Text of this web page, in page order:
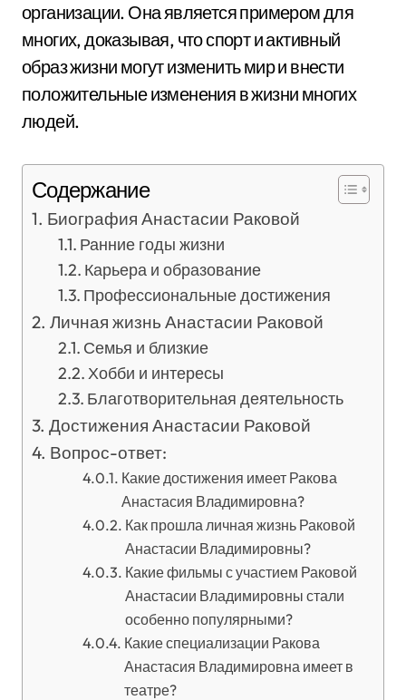
организации. Она является примером для
многих, доказывая, что спорт и активный
образ жизни могут изменить мир и внести
положительные изменения в жизни многих
людей.
Содержание
Биография Анастасии Раковой
Ранние годы жизни
Карьера и образование
Профессиональные достижения
Личная жизнь Анастасии Раковой
Семья и близкие
Хобби и интересы
Благотворительная деятельность
Достижения Анастасии Раковой
Вопрос-ответ:
Какие достижения имеет Ракова
Анастасия Владимировна?
Как прошла личная жизнь Раковой
Анастасии Владимировны?
Какие фильмы с участием Раковой
Анастасии Владимировны стали
особенно популярными?
Какие специализации Ракова
Анастасия Владимировна имеет в
театре?